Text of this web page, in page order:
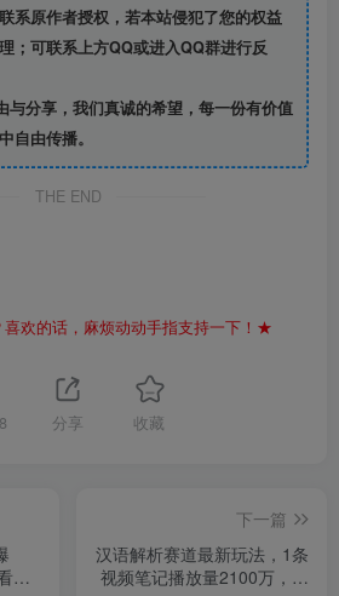
系原作者授权，若本站侵犯了您的权益
；可联系上方QQ或进入QQ群进行反
与分享，我们真诚的希望，每一份有价值
自由传播。
THE END
欢的话，麻烦动动手指支持一下！★
8 分享 收藏
后
下一篇
汉语解析赛道最新玩法，1条
视频笔记播放量2100万，单